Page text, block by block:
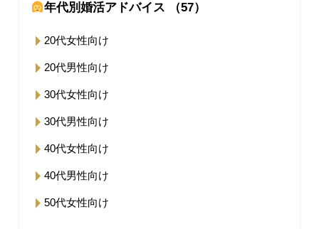
年代別婚活アドバイス （57）
20代女性向け
20代男性向け
30代女性向け
30代男性向け
40代女性向け
40代男性向け
50代女性向け